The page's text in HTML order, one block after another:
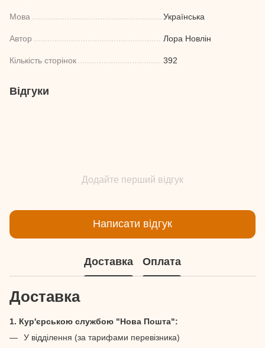
Мова Українська
Автор Лора Новлін
Кількість сторінок 392
Відгуки
Додайте перший відгук
Написати відгук
Доставка Оплата
Доставка
1. Кур'єрською службою "Нова Пошта":
У відділення (за тарифами перевізника)